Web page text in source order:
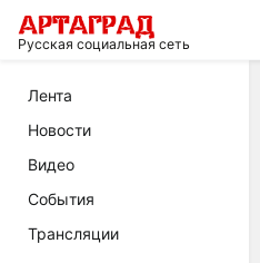
Русская социальная сеть
Лента
Новости
Видео
События
Трансляции